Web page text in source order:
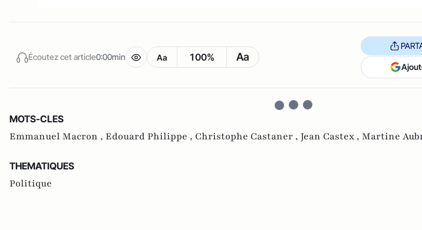
Écoutez cet article0:00min Aa 100% Aa
MOTS-CLES
Emmanuel Macron , Edouard Philippe , Christophe Castaner , Jean Castex , Martine
THEMATIQUES
Politique